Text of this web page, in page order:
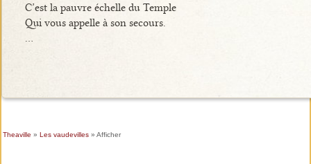
C’est la pauvre échelle du Temple
Qui vous appelle à son secours.
…
Theaville » Les vaudevilles» Afficher